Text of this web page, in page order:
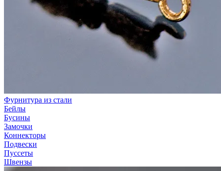
Фурнитура из стали
Бейлы
Бусины
Замочки
Коннекторы
Подвески
Пуссеты
Швензы